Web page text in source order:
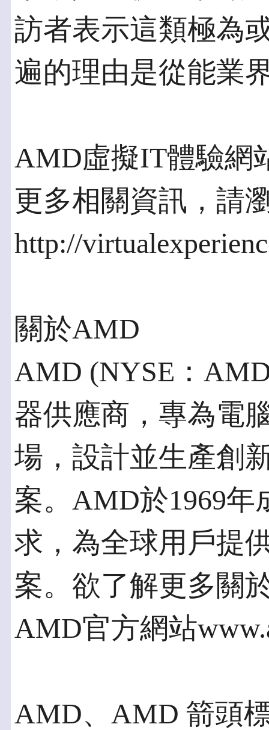
訪者表示這類極為
遍的理由是從能業
AMD虛擬IT體驗網
更多相關資訊，請
http://
關於AMD
AMD (NYSE：
器供應商，專為電
場，設計並生產創
案。AMD於1969
求，為全球用戶提
案。欲了解更多關
AMD官方網站
AMD、AMD 箭頭